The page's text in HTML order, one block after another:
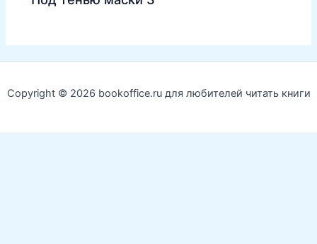
Copyright © 2026 bookoffice.ru для любителей читать книги